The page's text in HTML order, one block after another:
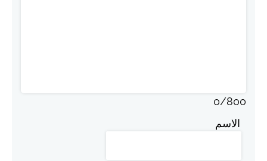
0/800
الاسم